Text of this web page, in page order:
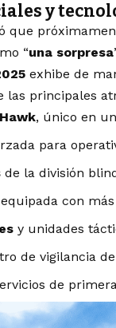
y
que
“una sorpresa
exhibe de
las principales
, único en
para
de la división
con
y unidades
de vigilancia
de